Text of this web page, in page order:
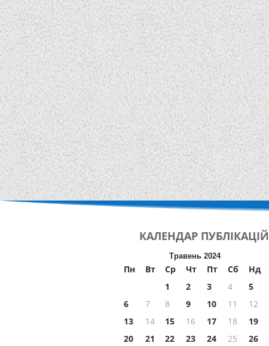
КАЛЕНДАР ПУБЛІКАЦІЙ
Травень 2024
Пн Вт Ср Чт Пт Сб
Нд
1
2 3 4
5
6
7 8 9 10 11
12
13
14 15 16 17 18
19
20
21 22 23 24 25 26